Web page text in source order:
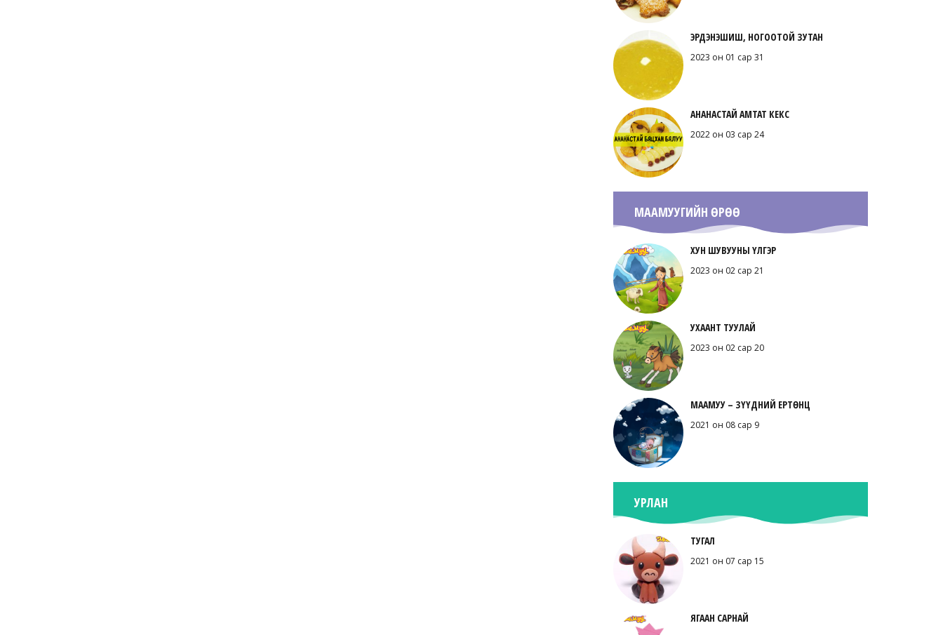
ЭРДЭНЭШИШ, НОГООТОЙ ЗУТАН
2023 он 01 сар 31
АНАНАСТАЙ АМТАТ КЕКС
2022 он 03 сар 24
МААМУУГИЙН ӨРӨӨ
ХУН ШУВУУНЫ ҮЛГЭР
2023 он 02 сар 21
УХААНТ ТУУЛАЙ
2023 он 02 сар 20
МААМУУ – ЗҮҮДНИЙ ЕРТӨНЦ
2021 он 08 сар 9
УРЛАН
ТУГАЛ
2021 он 07 сар 15
ЯГААН САРНАЙ